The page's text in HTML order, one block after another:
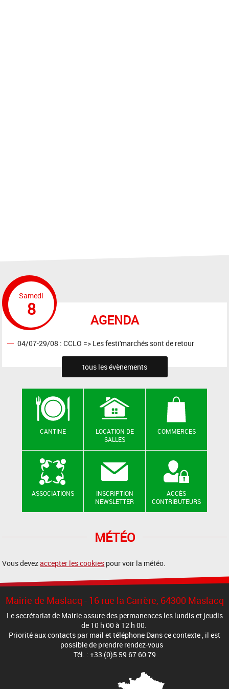
AGENDA
Samedi
8
04/07-29/08 : CCLO => Les festi'marchés sont de retour
tous les évènements
CANTINE
LOCATION DE
SALLES
COMMERCES
ASSOCIATIONS
INSCRIPTION
NEWSLETTER
ACCÈS
CONTRIBUTEURS
MÉTÉO
Vous devezaccepter les cookies pour voir la météo.
Mairie de Maslacq - 16 rue la Carrère, 64300 Maslacq
Le secrétariat de Mairie assure des permanences les lundis et jeudis
de 10 h 00 à 12 h 00.
Priorité aux contacts par mail et téléphone Dans ce contexte , il est
possible de prendre rendez-vous
Tél. : +33 (0)5 59 67 60 79